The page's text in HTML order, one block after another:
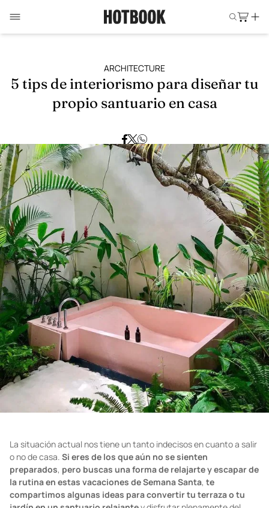
ARCHITECTURE
5 tips de interiorismo para diseñar tu
La situación actual nos tiene un tanto indecisos en cuanto a salir